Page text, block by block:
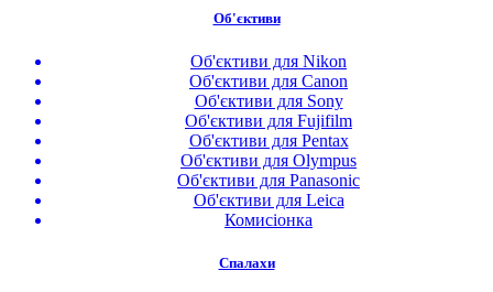
Об'єктиви
Об'єктиви для Nikon
Об'єктиви для Canon
Об'єктиви для Sony
Об'єктиви для Fujifilm
Об'єктиви для Pentax
Об'єктиви для Olympus
Об'єктиви для Panasonic
Об'єктиви для Leica
Комисіонка
Спалахи